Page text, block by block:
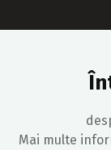
Mai multe